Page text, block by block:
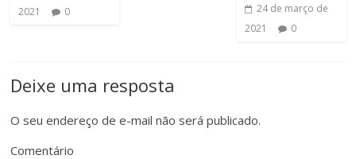
2021
0
24 de março de
2021
0
Deixe uma resposta
O seu endereço de e-mail não será publicado.
Comentário